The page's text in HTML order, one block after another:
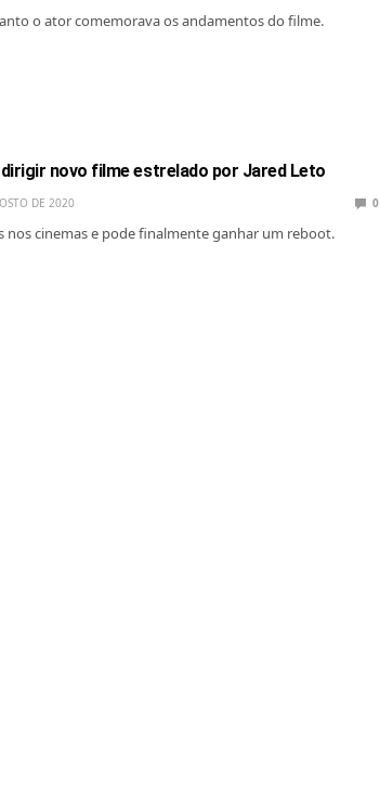
o ator comemorava os andamentos do filme.
dirigir novo filme estrelado por Jared Leto
DE 2020 0
nos cinemas e pode finalmente ganhar um reboot.